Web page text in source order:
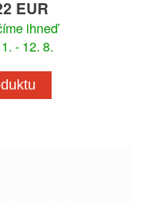
EUR
ihneď
- 12. 8.